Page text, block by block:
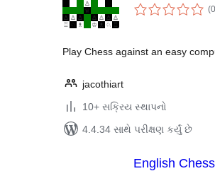
(0
Play Chess against an easy
jacothiart
10+ સક્રિય સ્થાપનો
4.4.34 સાથે પરીક્ષણ કર્યું છે
English